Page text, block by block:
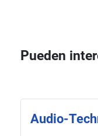
Pueden
Audio-